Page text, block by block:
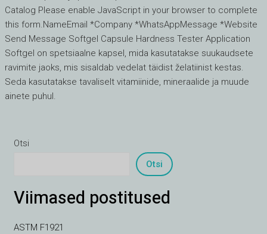
Catalog Please enable JavaScript in your browser to complete
this form.NameEmail *Company *WhatsAppMessage *Website
Send Message Softgel Capsule Hardness Tester Application
Softgel on spetsiaalne kapsel, mida kasutatakse suukaudsete
ravimite jaoks, mis sisaldab vedelat täidist želatiinist kestas.
Seda kasutatakse tavaliselt vitamiinide, mineraalide ja muude
ainete puhul.
Otsi
Otsi
Viimased postitused
ASTM F1921